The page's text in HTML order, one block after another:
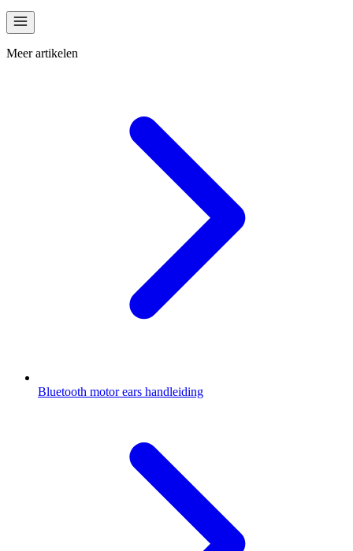
Meer artikelen
Bluetooth motor ears handleiding